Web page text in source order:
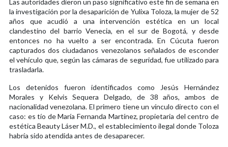
la investigación por la desaparición de Yulixa Toloza, la mujer de 52
años que acudió a una intervención estética en un local
clandestino del barrio Venecia, en el sur de Bogotá, y desde
entonces no ha vuelto a ser encontrada. En Cúcuta fueron
capturados dos ciudadanos venezolanos señalados de esconder
el vehículo que, según las cámaras de seguridad, fue utilizado para
trasladarla.
Los detenidos fueron identificados como Jesús Hernández
Morales y Kelvis Sequera Delgado, de 38 años, ambos de
nacionalidad venezolana. El primero tiene un vínculo directo con el
caso: es tío de María Fernanda Martínez, propietaria del centro de
estética Beauty Láser M.D., el establecimiento ilegal donde Toloza
habría sido atendida antes de desaparecer.